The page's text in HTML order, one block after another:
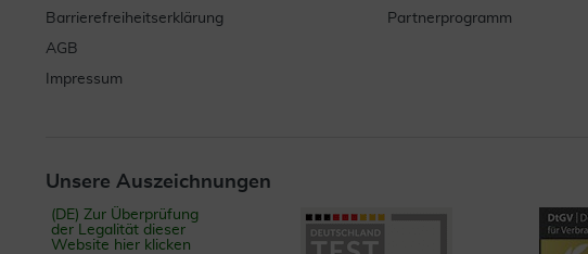
Barrierefreiheitserklärung
AGB
Impressum
Partnerprogramm
Unsere Auszeichnungen
(DE) Zur Überprüfung
der Legalität dieser
Website hier klicken